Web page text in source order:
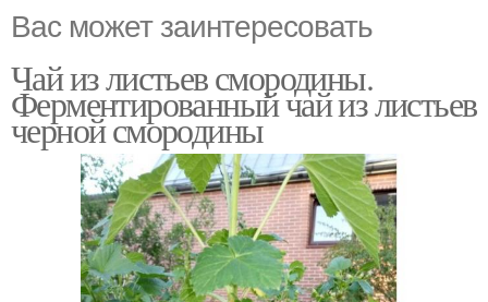
Вас может заинтересовать
Чай из листьев смородины.
Ферментированный чай из листьев
черной смородины